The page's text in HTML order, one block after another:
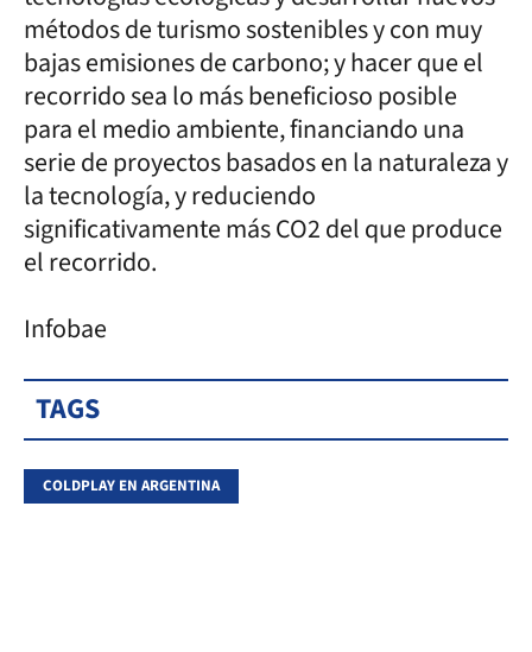
métodos de turismo sostenibles y con muy
bajas emisiones de carbono; y hacer que el
recorrido sea lo más beneficioso posible
para el medio ambiente, financiando una
serie de proyectos basados en la naturaleza y
la tecnología, y reduciendo
significativamente más CO2 del que produce
el recorrido.
Infobae
TAGS
COLDPLAY EN ARGENTINA